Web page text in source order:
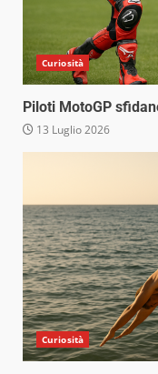
Curiosità
Piloti MotoGP
13 Luglio 2026
Curiosità